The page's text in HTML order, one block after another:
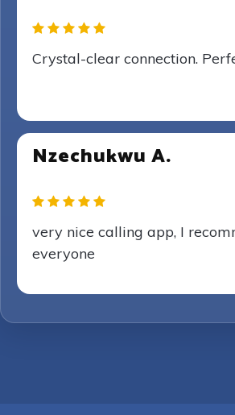
Crystal-clear connection.
Nzechukwu A.
very nice calling app, I
everyone